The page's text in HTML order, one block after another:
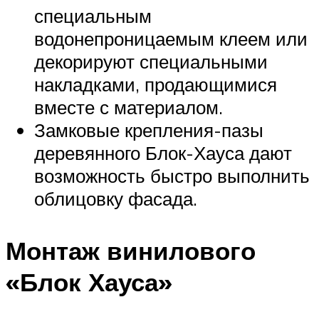
специальным
водонепроницаемым клеем или
декорируют специальными
накладками, продающимися
вместе с материалом.
Замковые крепления-пазы
деревянного Блок-Хауса дают
возможность быстро выполнить
облицовку фасада.
Монтаж винилового
«Блок Хауса»